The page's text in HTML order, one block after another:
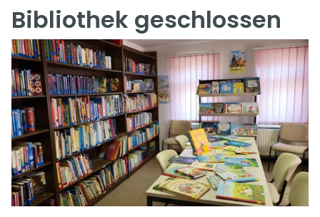
Bibliothek geschlossen